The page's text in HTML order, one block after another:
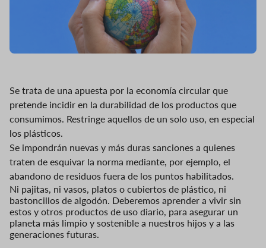
Se trata de una apuesta por la economía circular que
pretende incidir en la durabilidad de los productos que
consumimos. Restringe aquellos de un solo uso, en especial
los plásticos.
Se impondrán nuevas y más duras sanciones a quienes
traten de esquivar la norma mediante, por ejemplo, el
abandono de residuos fuera de los puntos habilitados.
Ni pajitas, ni vasos, platos o cubiertos de plástico, ni
bastoncillos de algodón. Deberemos aprender a vivir sin
estos y otros productos de uso diario, para asegurar un
planeta más limpio y sostenible a nuestros hijos y a las
generaciones futuras.